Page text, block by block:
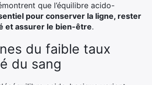
que l’équilibre acido-
pour conserver la ligne, rester
et assurer le bien-être.
du faible taux
du sang